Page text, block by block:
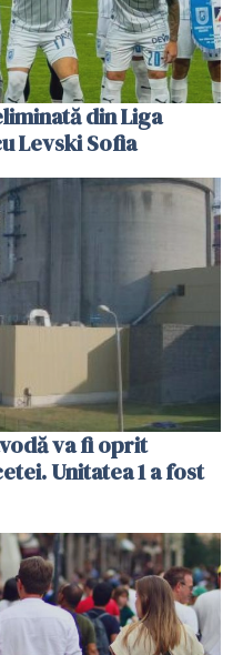
din Liga
Levski Sofia
va fi oprit
Unitatea 1 a fost